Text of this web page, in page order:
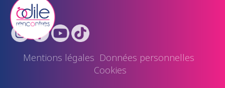
Mentions légales Données personnelles
Cookies